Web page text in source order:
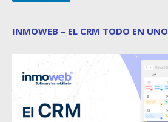
INMOWEB – EL CRM TODO EN UNO